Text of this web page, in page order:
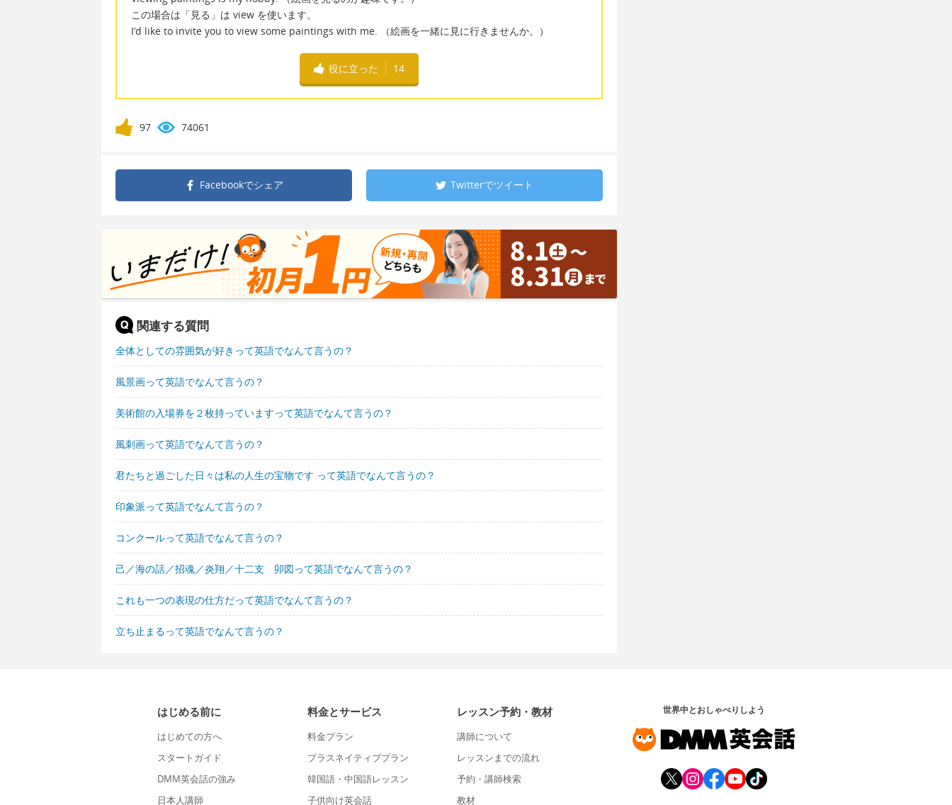
この場合は「見る」は view を使います。
I’d like to invite you to view some paintings with me. （絵画を一緒に見に行きませんか。）
役に立った 14
97 74061
Facebookでシェア Twitterでツイート
関連する質問
全体としての雰囲気が好きって英語でなんて言うの？
風景画って英語でなんて言うの？
美術館の入場券を２枚持っていますって英語でなんて言うの？
風刺画って英語でなんて言うの？
君たちと過ごした日々は私の人生の宝物です って英語でなんて言うの？
印象派って英語でなんて言うの？
コンクールって英語でなんて言うの？
己／海の話／招魂／炎翔／十二支 卯図って英語でなんて言うの？
これも一つの表現の仕方だって英語でなんて言うの？
立ち止まるって英語でなんて言うの？
はじめる前に
はじめての方へ
スタートガイド
DMM英会話の強み
日本人講師
料金とサービス
料金プラン
プラスネイティブプラン
韓国語・中国語レッスン
子供向け英会話
レッスン予約・教材
講師について
レッスンまでの流れ
予約・講師検索
教材
世界中とおしゃべりしよう